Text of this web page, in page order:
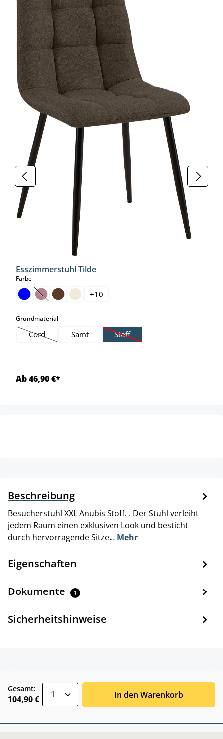
Esszimmerstuhl Tilde
Farbeauswählen
(Diese Option ist zurzeit nicht verfügbar.)
+10
Grundmaterialauswählen
Cord
(Diese Option ist zurzeit nicht verfügbar.)
Samt Stoff
(Diese Option ist zurzeit nicht
Ab 46,90 €*
Beschreibung
Besucherstuhl XXL Anubis Stoff. . Der Stuhl verleiht
jedem Raum einen exklusiven Look und besticht
durch hervorragende Sitze… Mehr
Eigenschaften
Dokumente 1
Sicherheitshinweise
Gesamt:
104,90 € In den Warenkorb